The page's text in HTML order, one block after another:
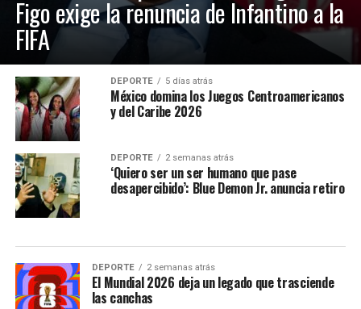
Figo exige la renuncia de Infantino a la
FIFA
DEPORTE 5 días atrás
México domina los Juegos Centroamericanos
y del Caribe 2026
DEPORTE 2 semanas atrás
‘Quiero ser un ser humano que pase
desapercibido’: Blue Demon Jr. anuncia retiro
DEPORTE 2 semanas atrás
El Mundial 2026 deja un legado que trasciende
las canchas